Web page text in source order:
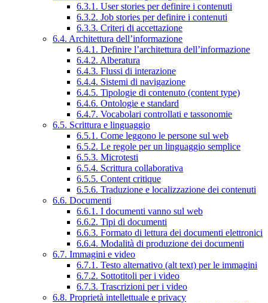
6.3.1. User stories per definire i contenuti
6.3.2. Job stories per definire i contenuti
6.3.3. Criteri di accettazione
6.4. Architettura dell’informazione
6.4.1. Definire l’architettura dell’informazione
6.4.2. Alberatura
6.4.3. Flussi di interazione
6.4.4. Sistemi di navigazione
6.4.5. Tipologie di contenuto (content type)
6.4.6. Ontologie e standard
6.4.7. Vocabolari controllati e tassonomie
6.5. Scrittura e linguaggio
6.5.1. Come leggono le persone sul web
6.5.2. Le regole per un linguaggio semplice
6.5.3. Microtesti
6.5.4. Scrittura collaborativa
6.5.5. Content critique
6.5.6. Traduzione e localizzazione dei contenuti
6.6. Documenti
6.6.1. I documenti vanno sul web
6.6.2. Tipi di documenti
6.6.3. Formato di lettura dei documenti elettronici
6.6.4. Modalità di produzione dei documenti
6.7. Immagini e video
6.7.1. Testo alternativo (alt text) per le immagini
6.7.2. Sottotitoli per i video
6.7.3. Trascrizioni per i video
6.8. Proprietà intellettuale e privacy